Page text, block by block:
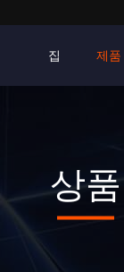
집 제품
상품